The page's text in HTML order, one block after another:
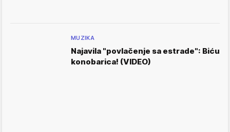
MUZIKA
Najavila "povlačenje sa estrade": Biću
konobarica! (VIDEO)